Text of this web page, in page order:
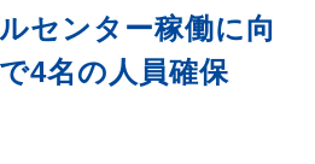
センター稼働に向
4名の人員確保